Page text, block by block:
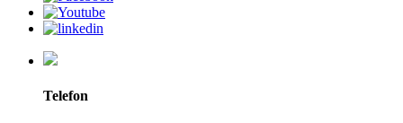
Telefon